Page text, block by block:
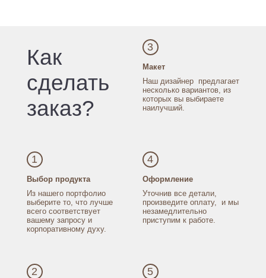
Как
сделать
заказ?
1
Выбор продукта
Из нашего портфолио
выберите то, что лучше
всего соответствует
вашему запросу и
корпоративному духу.
2
3
Макет
Наш дизайнер предлагает
нескольковариантов, из
которых вы выбираете
наилучший.
4
Оформление
Уточнив все детали,
произведите оплату,
и мы
незамедлительно
приступим к работе.
5